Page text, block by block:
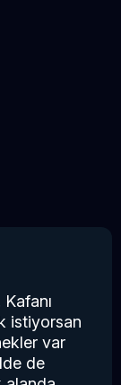
istiyorsan
var
de